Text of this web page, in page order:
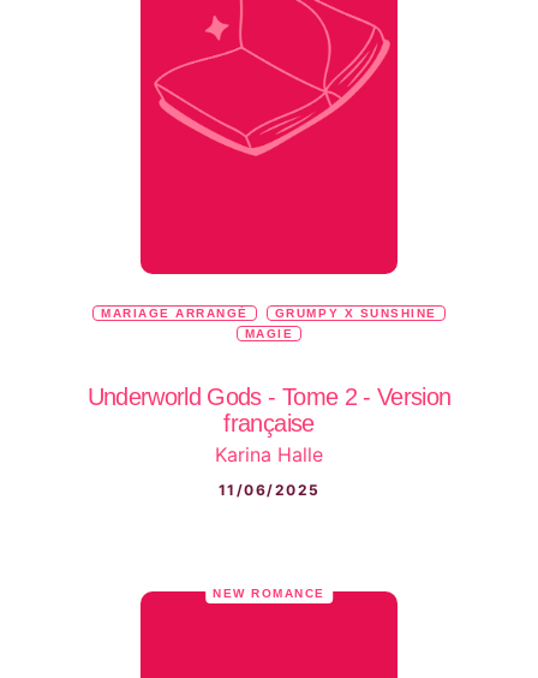
MARIAGE ARRANGÉ
GRUMPY X SUNSHINE
MAGIE
Underworld Gods - Tome 2 - Version
française
Karina Halle
11/06/2025
NEW ROMANCE